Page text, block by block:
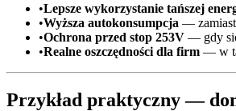
•Lepsze wykorzystanie tańszej
•Wyższa autokonsumpcja — zamiast
•Ochrona przed stop 253V — gdy
•Realne oszczędności dla firm — w
Przykład praktyczny —